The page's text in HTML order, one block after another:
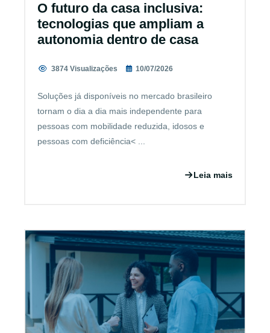
O futuro da casa inclusiva:
tecnologias que ampliam a
autonomia dentro de casa
3874 Visualizações 10/07/2026
Soluções já disponíveis no mercado brasileiro
tornam o dia a dia mais independente para
pessoas com mobilidade reduzida, idosos e
pessoas com deficiência< ...
Leia mais